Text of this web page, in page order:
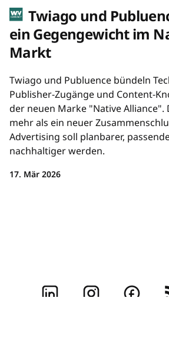
Twiago und
ein Gegengewicht im
Markt
Twiago und Publuence bündeln
Publisher-Zugänge und Content-
der neuen Marke "Native
mehr als ein neuer
Advertising soll planbarer,
nachhaltiger werden.
17. Mär 2026